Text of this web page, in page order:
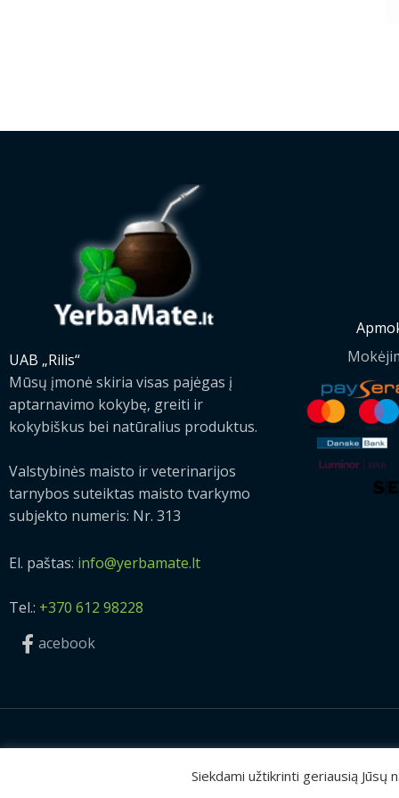
UAB „Rilis“
Mūsų įmonė skiria visas pajėgas į
aptarnavimo kokybę, greiti ir
kokybiškus bei natūralius produktus.
Valstybinės maisto ir veterinarijos
tarnybos suteiktas maisto tvarkymo
subjekto numeris: Nr. 313
El. paštas: info@yerbamate.lt
Tel.: +370 612 98228
acebook
2026 © Visos teisės saugomos | UAB „Rilis“
Siekdami užtikrinti geriausią